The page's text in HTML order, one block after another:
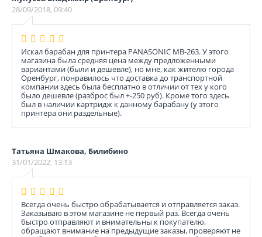
28/09/2018, 09:40
Искал барабан для принтера PANASONIC MB-263. У этого
магазина была средняя цена между предложенными
вариантами (были и дешевле), но мне, как жителю города
Оренбург, понравилось что доставка до транспортной
компании здесь была бесплатно в отличии от тех у кого
было дешевле (разброс был +-250 руб). Кроме того здесь
был в наличии картридж к данному барабану (у этого
принтера они раздельные).
Татьяна Шмакова, Билибино
31/01/2022, 13:13
Всегда очень быстро обрабатывается и отправляется заказ.
Заказываю в этом магазине не первый раз. Всегда очень
быстро отправляют и внимательны к покупателю,
обращают внимание на предыдущие заказы, проверяют не